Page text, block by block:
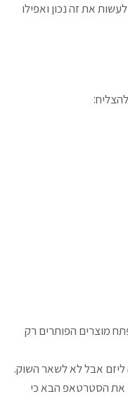
את זה נכון ואפילו
מוצרים הפותרים רק
ליזם אבל לא לשאר השוק.
את הסטרטאפ הבא כי